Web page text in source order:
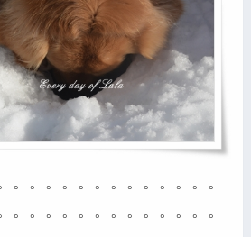
。。。。。。。。。。。。。
。。。。。。。。。。。。。